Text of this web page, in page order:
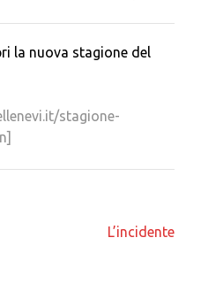
la nuova stagione del
stagione-
L’incidente